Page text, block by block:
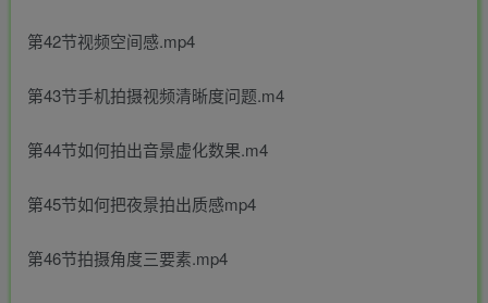
第42节视频空间感.mp4
第43节手机拍摄视频清晰度问题.m4
第44节如何拍出音景虚化数果.m4
第45节如何把夜景拍出质感mp4
第46节拍摄角度三要素.mp4